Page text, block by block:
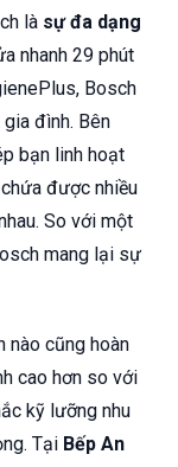
là sự đa dạng
nhanh 29 phút
Bosch
đình. Bên
bạn linh hoạt
được nhiều
So với một
mang lại sự
nào cũng hoàn
cao hơn so với
kỹ lưỡng nhu
Tại Bếp An